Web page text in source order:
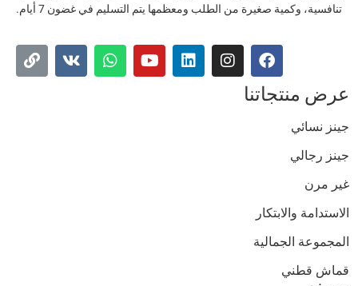
تنافسية، وكمية صغيرة من الطلب ومعظمها يتم التسليم في غضون 7 أيام.
عرض منتجاتنا
جينز نسائي
جينز رجالي
غير مرن
الاستدامة والابتكار
المجموعة الجمالية
قماش قطني